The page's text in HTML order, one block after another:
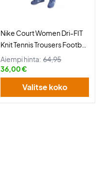
Nike Court Women Dri-FIT
Knit Tennis Trousers Football
Grey
Aiempi hinta: 64,95
36,00 €
Valitse koko